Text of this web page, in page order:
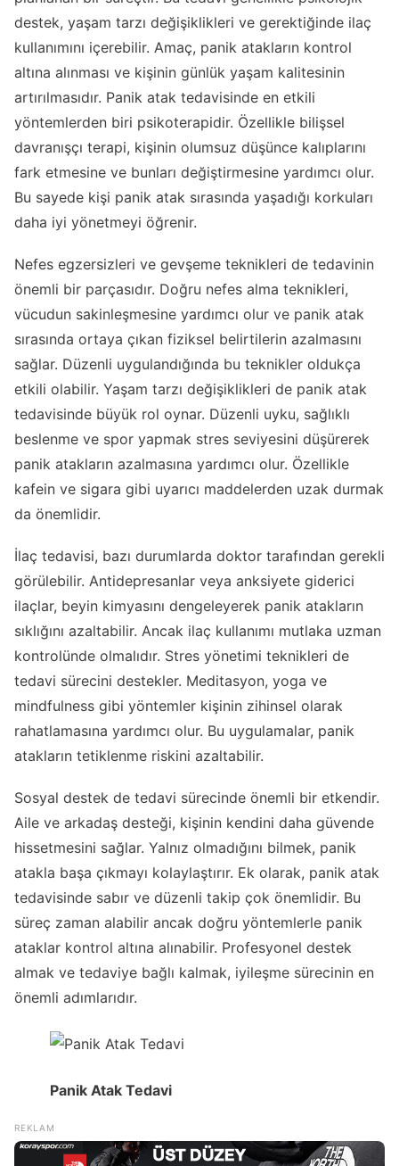
destek, yaşam tarzı değişiklikleri ve gerektiğinde ilaç
kullanımını içerebilir. Amaç, panik atakların kontrol
altına alınması ve kişinin günlük yaşam kalitesinin
artırılmasıdır. Panik atak tedavisinde en etkili
yöntemlerden biri psikoterapidir. Özellikle bilişsel
davranışçı terapi, kişinin olumsuz düşünce kalıplarını
fark etmesine ve bunları değiştirmesine yardımcı olur.
Bu sayede kişi panik atak sırasında yaşadığı korkuları
daha iyi yönetmeyi öğrenir.
Nefes egzersizleri ve gevşeme teknikleri de tedavinin
önemli bir parçasıdır. Doğru nefes alma teknikleri,
vücudun sakinleşmesine yardımcı olur ve panik atak
sırasında ortaya çıkan fiziksel belirtilerin azalmasını
sağlar. Düzenli uygulandığında bu teknikler oldukça
etkili olabilir. Yaşam tarzı değişiklikleri de panik atak
tedavisinde büyük rol oynar. Düzenli uyku, sağlıklı
beslenme ve spor yapmak stres seviyesini düşürerek
panik atakların azalmasına yardımcı olur. Özellikle
kafein ve sigara gibi uyarıcı maddelerden uzak durmak
da önemlidir.
İlaç tedavisi, bazı durumlarda doktor tarafından gerekli
görülebilir. Antidepresanlar veya anksiyete giderici
ilaçlar, beyin kimyasını dengeleyerek panik atakların
sıklığını azaltabilir. Ancak ilaç kullanımı mutlaka uzman
kontrolünde olmalıdır. Stres yönetimi teknikleri de
tedavi sürecini destekler. Meditasyon, yoga ve
mindfulness gibi yöntemler kişinin zihinsel olarak
rahatlamasına yardımcı olur. Bu uygulamalar, panik
atakların tetiklenme riskini azaltabilir.
Sosyal destek de tedavi sürecinde önemli bir etkendir.
Aile ve arkadaş desteği, kişinin kendini daha güvende
hissetmesini sağlar. Yalnız olmadığını bilmek, panik
atakla başa çıkmayı kolaylaştırır. Ek olarak, panik atak
tedavisinde sabır ve düzenli takip çok önemlidir. Bu
süreç zaman alabilir ancak doğru yöntemlerle panik
ataklar kontrol altına alınabilir. Profesyonel destek
almak ve tedaviye bağlı kalmak, iyileşme sürecinin en
önemli adımlarıdır.
Panik Atak Tedavi